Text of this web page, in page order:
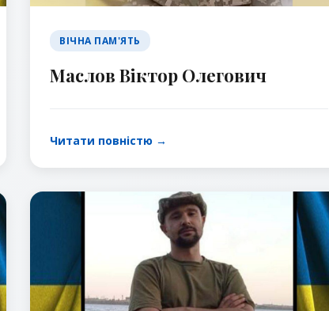
ВІЧНА ПАМ'ЯТЬ
Маслов Віктор Олегович
Читати повністю →